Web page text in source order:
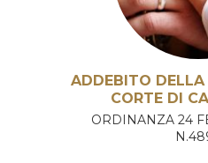
ADDEBITO DELLA
CORTE DI
ORDINANZA 24